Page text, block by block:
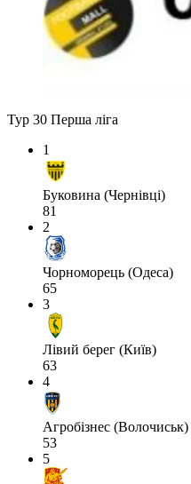
Тур 30 Перша ліга
1
Буковина (Чернівці)
81
2
Чорноморець (Одеса)
65
3
Лівий берег (Київ)
63
4
Агробізнес (Волочиськ)
53
5